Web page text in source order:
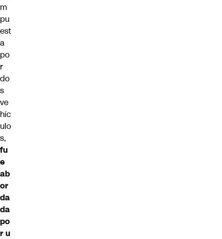
m
pu
est
a
po
r
do
s
ve
híc
ulo
s,
fu
e
ab
or
da
da
po
r u